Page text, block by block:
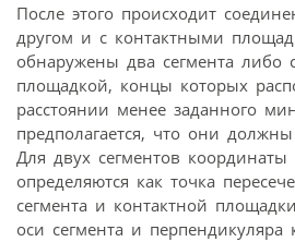
После этого происходит
другом и с контактными
обнаружены два сегмента либо
площадкой, концы которых
расстоянии менее заданного
предполагается, что они
Для двух сегментов координаты
определяются как точка
сегмента и контактной
оси сегмента и перпендикуляра